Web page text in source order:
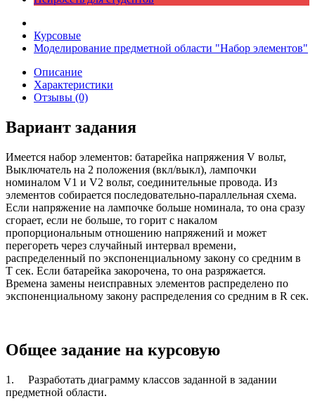
Курсовые
Моделирование предметной области "Набор элементов"
Описание
Характеристики
Отзывы (0)
Вариант задания
Имеется набор элементов: батарейка напряжения V вольт,
Выключатель на 2 положения (вкл/выкл), лампочки
номиналом V1 и V2 вольт, соединительные провода. Из
элементов собирается последовательно-параллельная схема.
Если напряжение на лампочке больше номинала, то она сразу
сгорает, если не больше, то горит с накалом
пропорциональным отношению напряжений и может
перегореть через случайный интервал времени,
распределенный по экспоненциальному закону со средним в
T сек. Если батарейка закорочена, то она разряжается.
Времена замены неисправных элементов распределено по
экспоненциальному закону распределения со средним в R сек.
Общее задание на курсовую
1.
Разработать диаграмму классов заданной в задании
предметной области.